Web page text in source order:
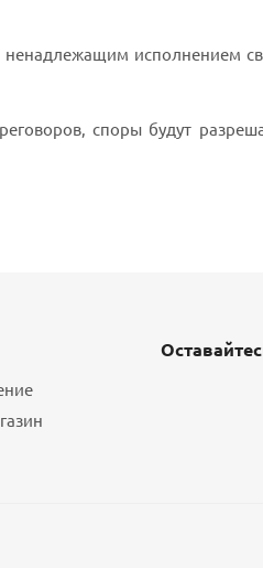
исполнением
споры будут